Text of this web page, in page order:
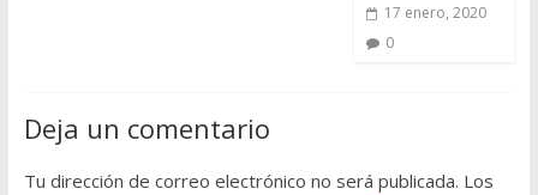
17 enero, 2020
0
Deja un comentario
Tu dirección de correo electrónico no será publicada. Los